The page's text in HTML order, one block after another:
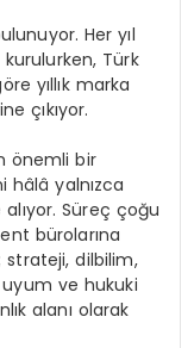
Her yıl
Türk
yıllık marka
çıkıyor.
önemli bir
yalnızca
alıyor. Süreç çoğu
bürolarına
strateji, dilbilim,
ve hukuki
alanı olarak